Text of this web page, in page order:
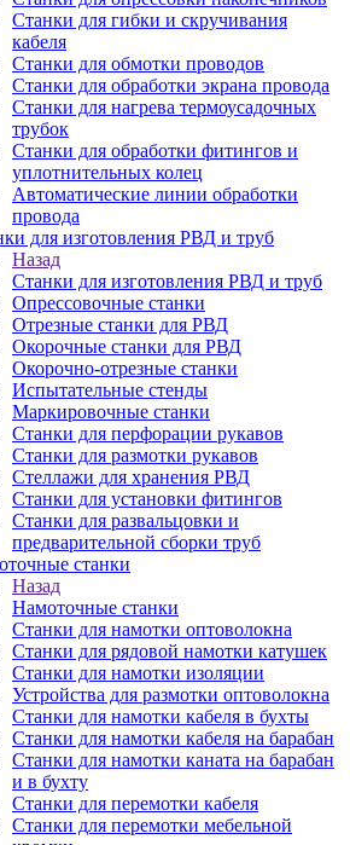
Станки для гибки и скручивания
кабеля
Станки для обмотки проводов
Станки для обработки экрана провода
Станки для нагрева термоусадочных
трубок
Станки для обработки фитингов и
уплотнительных колец
Автоматические линии обработки
провода
для изготовления РВД и труб
Назад
Станки для изготовления РВД и труб
Опрессовочные станки
Отрезные станки для РВД
Окорочные станки для РВД
Окорочно-отрезные станки
Испытательные стенды
Маркировочные станки
Станки для перфорации рукавов
Станки для размотки рукавов
Стеллажи для хранения РВД
Станки для установки фитингов
Станки для развальцовки и
предварительной сборки труб
станки
Назад
Намоточные станки
Станки для намотки оптоволокна
Станки для рядовой намотки катушек
Станки для намотки изоляции
Устройства для размотки оптоволокна
Станки для намотки кабеля в бухты
Станки для намотки кабеля на барабан
Станки для намотки каната на барабан
и в бухту
Станки для перемотки кабеля
Станки для перемотки мебельной